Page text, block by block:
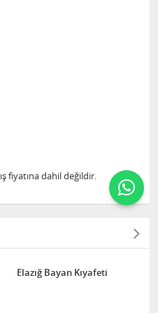
fiyatına dahil değildir.
Elazığ Bayan Kıyafeti